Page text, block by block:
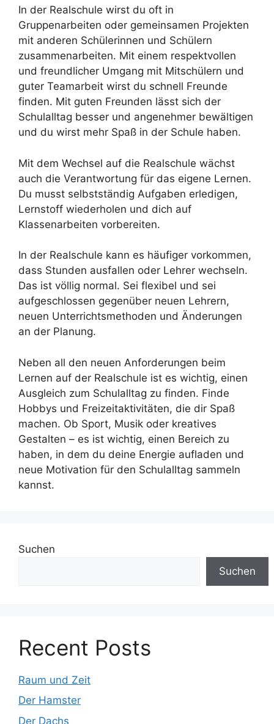
In der Realschule wirst du oft in
Gruppenarbeiten oder gemeinsamen Projekten
mit anderen Schülerinnen und Schülern
zusammenarbeiten. Mit einem respektvollen
und freundlicher Umgang mit Mitschülern und
guter Teamarbeit wirst du schnell Freunde
finden. Mit guten Freunden lässt sich der
Schulalltag besser und angenehmer bewältigen
und du wirst mehr Spaß in der Schule haben.
Mit dem Wechsel auf die Realschule wächst
auch die Verantwortung für das eigene Lernen.
Du musst selbstständig Aufgaben erledigen,
Lernstoff wiederholen und dich auf
Klassenarbeiten vorbereiten.
In der Realschule kann es häufiger vorkommen,
dass Stunden ausfallen oder Lehrer wechseln.
Das ist völlig normal. Sei flexibel und sei
aufgeschlossen gegenüber neuen Lehrern,
neuen Unterrichtsmethoden und Änderungen
an der Planung.
Neben all den neuen Anforderungen beim
Lernen auf der Realschule ist es wichtig, einen
Ausgleich zum Schulalltag zu finden. Finde
Hobbys und Freizeitaktivitäten, die dir Spaß
machen. Ob Sport, Musik oder kreatives
Gestalten – es ist wichtig, einen Bereich zu
haben, in dem du deine Energie aufladen und
neue Motivation für den Schulalltag sammeln
kannst.
Suchen
Suchen
Recent Posts
Raum und Zeit
Der Hamster
Der Dachs